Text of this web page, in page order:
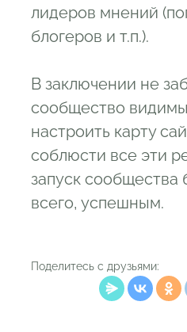
лидеров мнений
блогеров и т.п.).
В заключении не
сообщество
настроить карту
соблюсти все эти
запуск сообщества
всего, успешным.
Поделитесь с друзьями: